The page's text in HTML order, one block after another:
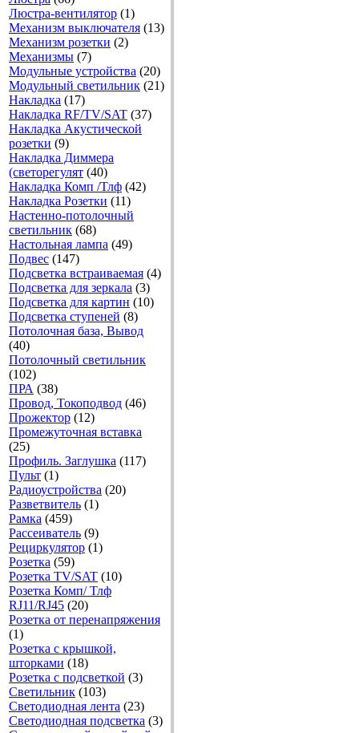
Люстра-вентилятор (1)
Механизм выключателя (13)
Механизм розетки (2)
Механизмы (7)
Модульные устройства (20)
Модульный светильник (21)
Накладка (17)
Накладка RF/TV/SAT (37)
Накладка Акустической
розетки (9)
Накладка Диммера
(светорегулят (40)
Накладка Комп /Тлф (42)
Накладка Розетки (11)
Настенно-потолочный
светильник (68)
Настольная лампа (49)
Подвес (147)
Подсветка встраиваемая (4)
Подсветка для зеркала (3)
Подсветка для картин (10)
Подсветка ступеней (8)
Потолочная база, Вывод
(40)
Потолочный светильник
(102)
ПРА (38)
Провод, Токоподвод (46)
Прожектор (12)
Промежуточная вставка
(25)
Профиль. Заглушка (117)
Пульт (1)
Радиоустройства (20)
Разветвитель (1)
Рамка (459)
Рассеиватель (9)
Рециркулятор (1)
Розетка (59)
Розетка TV/SAT (10)
Розетка Комп/ Тлф
RJ11/RJ45 (20)
Розетка от перенапряжения
(1)
Розетка с крышкой,
шторками (18)
Розетка с подсветкой (3)
Светильник (103)
Светодиодная лента (23)
Светодиодная подсветка (3)